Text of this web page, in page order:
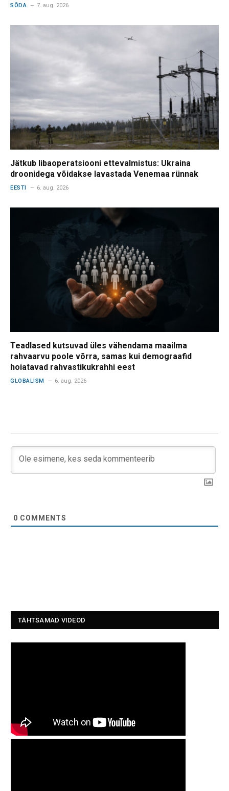
SÕDA 7. aug. 2026
Jätkub libaoperatsiooni ettevalmistus: Ukraina
droonidega võidakse lavastada Venemaa rünnak
EESTI 6. aug. 2026
Teadlased kutsuvad üles vähendama maailma
rahvaarvu poole võrra, samas kui demograafid
hoiatavad rahvastikukrahhi eest
GLOBALISM 6. aug. 2026
0 COMMENTS
TÄHTSAMAD VIDEOD